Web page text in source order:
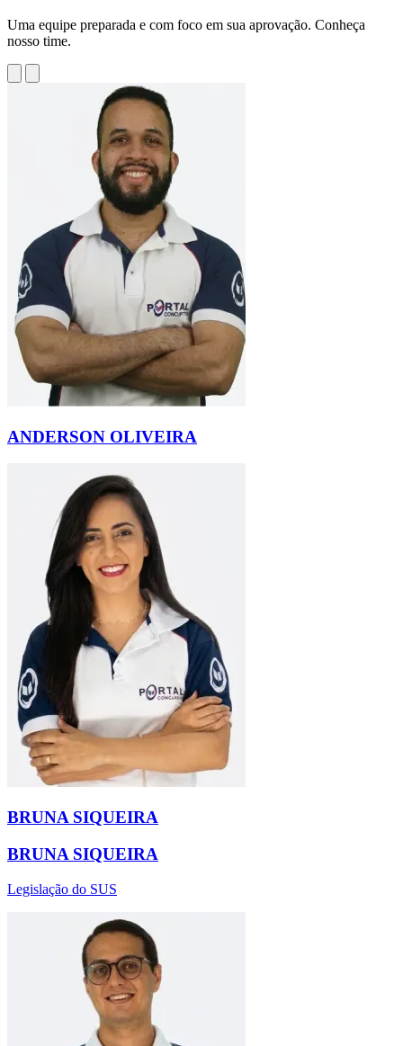
Uma equipe preparada e com foco em sua aprovação. Conheça
nosso time.
ANDERSON OLIVEIRA
BRUNA SIQUEIRA
BRUNA SIQUEIRA
Legislação do SUS